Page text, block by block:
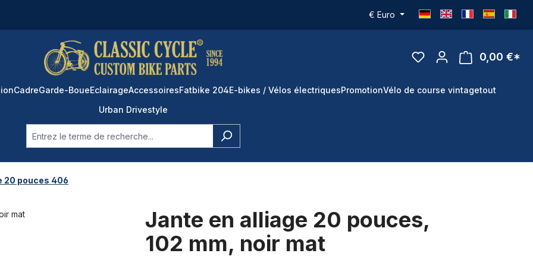
€ Euro
0,00 €*
CadreGarde-BoueEclairageAccessoiresFatbike 204E-bikes / Vélos électriquesPromotionVélo de course vintagetout
Urban Drivestyle
20 pouces 406
Jante en alliage 20 pouces,
102 mm, noir mat